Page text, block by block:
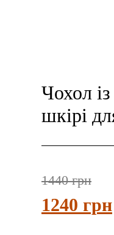
Чохол
шкірі
1440грн
цена
1240 грн